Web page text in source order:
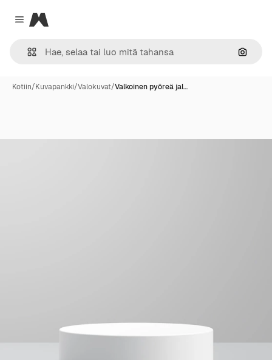
Close menu
Magnific
Hae
Kotiin/Kuvapankki/Valokuvat/Valkoinen pyöreä jal…